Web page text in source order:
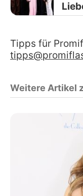
Tipps für
Weitere Artikel